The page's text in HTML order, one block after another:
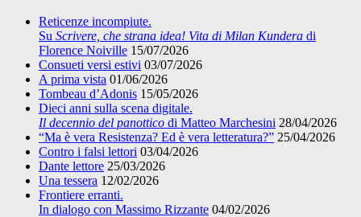
Reticenze incompiute.
Su Scrivere, che strana idea! Vita di Milan Kundera di
Florence Noiville 15/07/2026
Consueti versi estivi 03/07/2026
A prima vista 01/06/2026
Tombeau d’Adonis 15/05/2026
Dieci anni sulla scena digitale.
Il decennio del panottico di Matteo Marchesini 28/04/2026
“Ma è vera Resistenza? Ed è vera letteratura?” 25/04/2026
Contro i falsi lettori 03/04/2026
Dante lettore 25/03/2026
Una tessera 12/02/2026
Frontiere erranti.
In dialogo con Massimo Rizzante 04/02/2026